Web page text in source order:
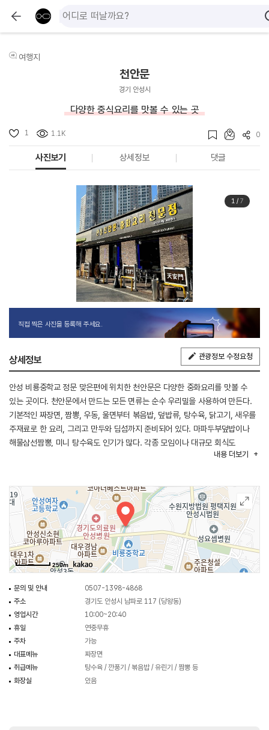
여행지
천안문
경기 안성시
다양한 중식요리를 맛볼 수 있는 곳
1 1.1K 0
사진보기 상세정보 댓글
1/ 7
직접 찍은 사진을 등록해 주세요.
상세정보 관광정보 수정요청
안성 비룡중학교 정문 맞은편에 위치한 천안문은 다양한 중화요리를 맛볼 수
있는 곳이다. 천안문에서 만드는 모든 면류는 순수 우리밀을 사용하여 만든다.
기본적인 짜장면, 짬뽕, 우동, 울면부터 볶음밥, 덮밥류, 탕수육, 닭고기, 새우를
주재료로 한 요리, 그리고 만두와 딤섬까지 준비되어 있다. 마파두부덮밥이나
해물삼선짬뽕, 미니 탕수육도 인기가 많다. 각종 모임이나 대규모 회식도
가능하며, 단독룸에는 명 입실이 가능하고, 단체룸은 36명까지 가능하다. 또한
내용 더보기
250m
문의 및 안내
0507-1398-4868
주소
경기도 안성시 남파로 117 (당왕동)
영업시간
10:00~20:40
휴일
연중무휴
주차
가능
대표메뉴
짜장면
취급메뉴
탕수육 / 깐풍기 / 볶음밥 / 유린기 / 짬뽕 등
화장실
있음